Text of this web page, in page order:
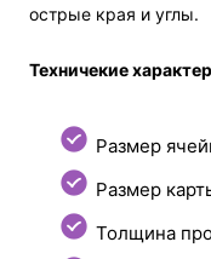
острые края и углы.
Техничекие
Размер
Размер
Толщина